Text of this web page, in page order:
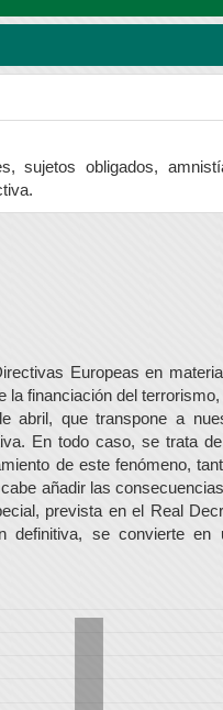
sujetos obligados,
Europeas en
la financiación del
abril, que transpone a
En todo caso, se trata
de este fenómeno,
añadir las
prevista en el Real
definitiva, se convierte en